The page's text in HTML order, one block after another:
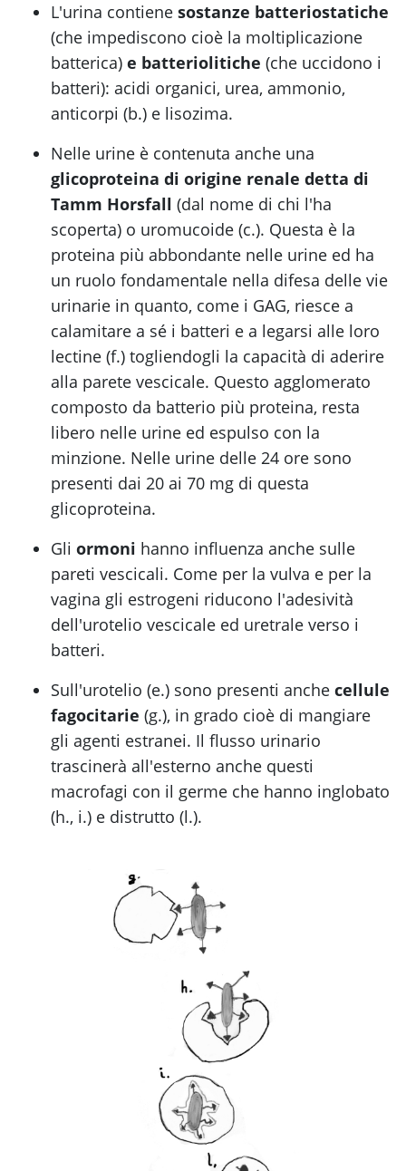
L'urina contiene sostanze batteriostatiche
(che impediscono cioè la moltiplicazione
batterica) e batteriolitiche (che uccidono i
batteri): acidi organici, urea, ammonio,
anticorpi (b.) e lisozima.
Nelle urine è contenuta anche una
glicoproteina di origine renale detta di
Tamm Horsfall (dal nome di chi l'ha
scoperta) o uromucoide (c.). Questa è la
proteina più abbondante nelle urine ed ha
un ruolo fondamentale nella difesa delle vie
urinarie in quanto, come i GAG, riesce a
calamitare a sé i batteri e a legarsi alle loro
lectine (f.) togliendogli la capacità di aderire
alla parete vescicale. Questo agglomerato
composto da batterio più proteina, resta
libero nelle urine ed espulso con la
minzione. Nelle urine delle 24 ore sono
presenti dai 20 ai 70 mg di questa
glicoproteina.
Gli ormoni hanno influenza anche sulle
pareti vescicali. Come per la vulva e per la
vagina gli estrogeni riducono l'adesività
dell'urotelio vescicale ed uretrale verso i
batteri.
Sull'urotelio (e.) sono presenti anche cellule
fagocitarie (g.), in grado cioè di mangiare
gli agenti estranei. Il flusso urinario
trascinerà all'esterno anche questi
macrofagi con il germe che hanno inglobato
(h., i.) e distrutto (l.).